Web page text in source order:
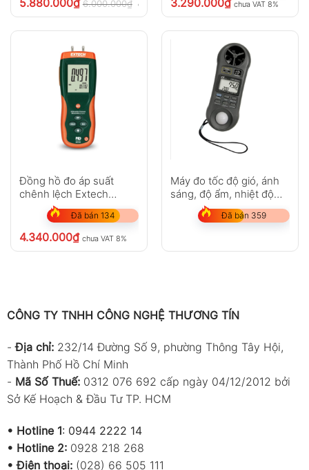
6.000.000₫ chưa VAT 8% chưa VAT 8%
Đồng hồ đo áp suất
chênh lệch Extech
HD755
Đã bán 134
4.340.000₫ chưa VAT 8%
Máy đo tốc độ gió, ánh
sáng, độ ẩm, nhiệt độ
Lutron LM-8000A
Đã bán 359
CÔNG TY TNHH CÔNG NGHỆ THƯƠNG TÍN
-Địa chỉ: 232/14 Đường Số 9, phường Thông Tây Hội,
Thành Phố Hồ Chí Minh
- Mã Số Thuế: 0312 076 692 cấp ngày 04/12/2012 bởi
Sở Kế Hoạch & Đầu Tư TP. HCM
• Hotline 1: 0944 2222 14
• Hotline 2: 0928 218 268
• Điện thoại: (028) 66 505 111